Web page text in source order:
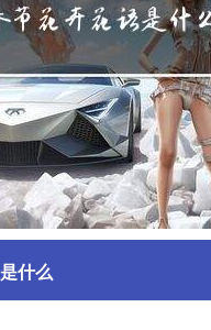
是什么